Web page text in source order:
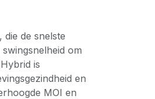
die de snelste
om
is
en
MOI en